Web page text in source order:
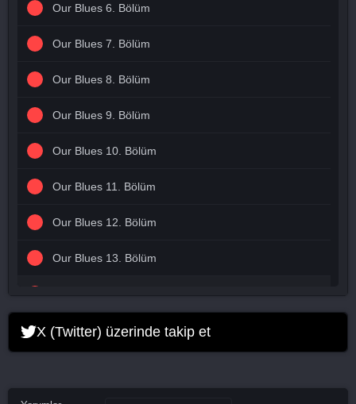
Our Blues 6. Bölüm
Our Blues 7. Bölüm
Our Blues 8. Bölüm
Our Blues 9. Bölüm
Our Blues 10. Bölüm
Our Blues 11. Bölüm
Our Blues 12. Bölüm
Our Blues 13. Bölüm
Our Blues 15. Bölüm
Our Blues 17. Bölüm
X (Twitter) üzerinde takip et